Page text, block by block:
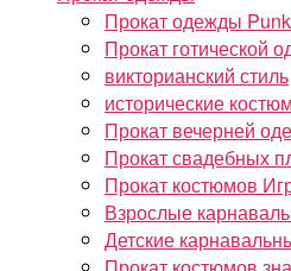
Прокат одежды
Прокат готической
викторианский стиль
исторические
Прокат вечерней
Прокат свадебных
Прокат костюмов
Взрослые
Детские